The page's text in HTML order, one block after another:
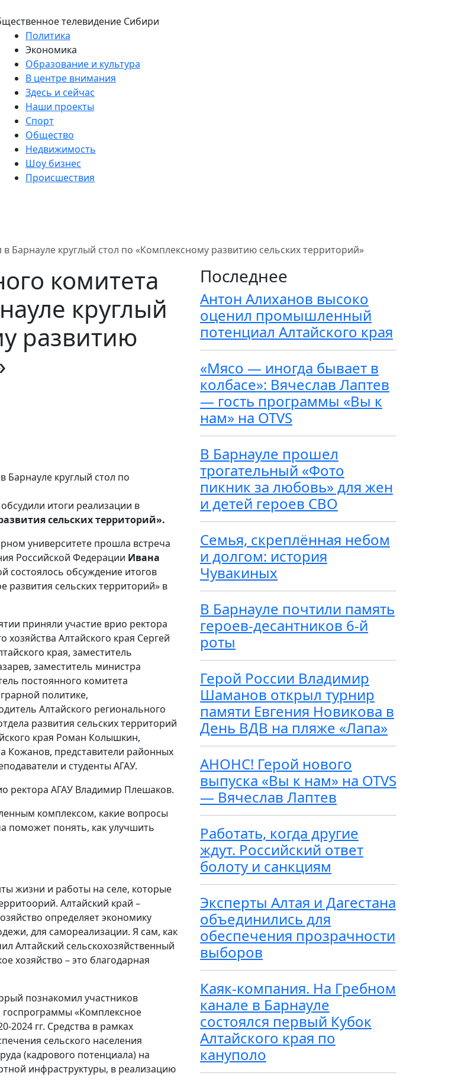
телевидение Сибири
Политика
Экономика
Образование и культура
В центре внимания
Здесь и сейчас
Наши проекты
Спорт
Общество
Недвижимость
Шоу бизнес
Происшествия
Барнауле круглый стол по «Комплексному развитию сельских территорий»
комитета
круглый
развитию
итоги реализации в
сельских территорий».
университете прошла встреча
Российской Федерации Ивана
состоялось обсуждение итогов
развития сельских территорий» в
приняли участие врио ректора
Алтайского края Сергей
края, заместитель
заместитель министра
постоянного комитета
политике,
Алтайского регионального
развития сельских территорий
края Роман Колышкин,
Кожанов, представители районных
и студенты АГАУ.
ректора АГАУ Владимир Плешаков.
комплексом, какие вопросы
поможет понять, как улучшить
жизни и работы на селе, которые
Алтайский край –
определяет экономику
для самореализации. Я сам, как
Алтайский сельскохозяйственный
хозяйство – это благодарная
познакомил участников
госпрограммы «Комплексное
2024 гг. Средства в рамках
сельского населения
(кадрового потенциала) на
инфраструктуры, в реализацию
Последнее
Антон Алиханов высоко
оценил промышленный
потенциал Алтайского края
«Мясо — иногда бывает в
колбасе»: Вячеслав Лаптев
— гость программы «Вы к
нам» на OTVS
В Барнауле прошел
трогательный «Фото
пикник за любовь» для жен
и детей героев СВО
Семья, скреплённая небом
и долгом: история
Чувакиных
В Барнауле почтили память
героев-десантников 6-й
роты
Герой России Владимир
Шаманов открыл турнир
памяти Евгения Новикова в
День ВДВ на пляже «Лапа»
АНОНС! Герой нового
выпуска «Вы к нам» на OTVS
— Вячеслав Лаптев
Работать, когда другие
ждут. Российский ответ
болоту и санкциям
Эксперты Алтая и Дагестана
объединились для
обеспечения прозрачности
выборов
Каяк-компания. На Гребном
канале в Барнауле
состоялся первый Кубок
Алтайского края по
кануполо